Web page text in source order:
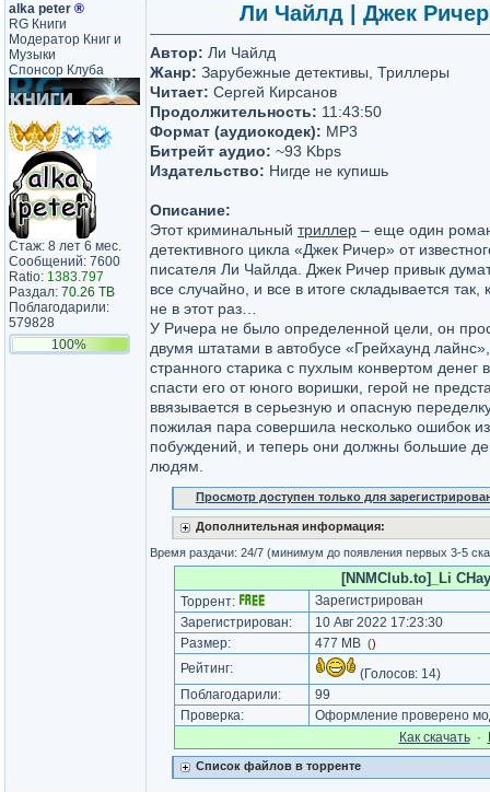
alka peter ®
RG Книги
Модератор Книг и
Музыки
Спонсор Клуба
Стаж: 8 лет 6 мес.
Сообщений: 7600
Ratio: 1383.797
Раздал: 70.26 TB
Поблагодарили:
579828
100%
Ли Чайлд | Джек
Автор: Ли Чайлд
Жанр: Зарубежные детективы, Триллеры
Читает: Сергей Кирсанов
Продолжительность: 11:43:50
Формат (аудиокодек): MP3
Битрейт аудио: ~93 Kbps
Издательство: Нигде не купишь
Описание:
Этот криминальный триллер – еще один
детективного цикла «Джек Ричер» от
писателя Ли Чайлда. Джек Ричер привык
все случайно, и все в итоге складывается так,
не в этот раз…
У Ричера не было определенной цели, он
двумя штатами в автобусе «Грейхаунд лайнс»,
странного старика с пухлым конвертом денег
спасти его от юного воришки, герой не
ввязывается в серьезную и опасную
пожилая пара совершила несколько ошибок
побуждений, и теперь они должны большие
людям.
Просмотр доступен только для
Дополнительная информация:
Время раздачи: 24/7 (минимум до появления первых 3-5
[NNMClub.to]_Li
Торрент:
Зарегистрирован
Зарегистрирован:
10 Авг 2022 17:23:30
Размер:
477 MB ()
Рейтинг: (Голосов: 14)
Поблагодарили:
99
Проверка:
Оформление проверено
Как cкачать·
Список файлов в торренте